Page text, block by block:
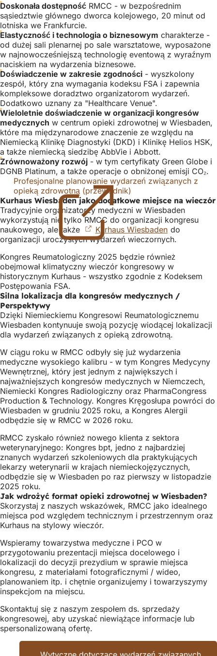
Doskonała dostępność RMCC - w bezpośrednim
sąsiedztwie głównego dworca kolejowego, 20 minut od
lotniska we Frankfurcie.
Elastyczność i technologia o biznesowym charakterze -
od dużej sali plenarnej po sale warsztatowe, wyposażone
w najnowocześniejszą technologię eventową z wyraźnym
naciskiem na wydarzenia biznesowe.
Doświadczenie w zakresie zgodności - wyszkolony
zespół, który zna wymagania kodeksu FSA i zapewnia
kompleksowe doradztwo organizatorom wydarzeń.
Dodatkowo uznany za "Healthcare Venue".
Wieloletnie doświadczenie w organizacji kongresów
medycznych w centrum opieki zdrowotnej w Wiesbaden,
które ma międzynarodowe znaczenie ze względu na
Niemiecką Klinikę Diagnostyki (DKD) i Klinikę Helios HSK,
a także niemiecką siedzibę AbbVie i Abbott.
Zrównoważony rozwój - w tym certyfikaty Green Globe i
DGNB Platinum, a także operacje o obniżonej emisji CO₂.
Profesjonalne planowanie wydarzeń związanych z
opieką zdrowotną (przewodnik)
się
w
nowej
karcie)
Kurhaus Wiesbaden jako dodatkowe miejsce na wieczór
Tradycyjnie organizatorzy medyczni w Wiesbaden
wykorzystują nie tylko RMCC do organizacji kongresu
naukowego, ale także
Kurhaus Wiesbaden(Otwiera
się
nowej
karcie)
do
organizacji uroczystych wydarzeń wieczornych.
Kongres Reumatologiczny 2025 będzie również
obejmował klimatyczny wieczór kongresowy w
historycznym Kurhaus - wszystko zgodnie z Kodeksem
Postępowania FSA.
Silna lokalizacja dla kongresów medycznych /
Perspektywy
Dzięki Niemieckiemu Kongresowi Reumatologicznemu
Wiesbaden kontynuuje swoją pozycję wiodącej lokalizacji
dla wydarzeń związanych z opieką zdrowotną.
W ciągu roku w RMCC odbyły się już wydarzenia
medyczne wysokiego kalibru - w tym Kongres Medycyny
Wewnętrznej, który jest jednym z największych i
najważniejszych kongresów medycznych w Niemczech,
Niemiecki Kongres Radiologiczny oraz PharmaCongress
Production & Technology. Kongres Kręgosłupa powróci do
Wiesbaden w grudniu 2025 roku, a Kongres Alergii
odbędzie się w RMCC w 2026 roku.
RMCC zyskało również nowego klienta z sektora
weterynaryjnego: Kongres bpt, jedno z najbardziej
znanych wydarzeń szkoleniowych dla praktykujących
lekarzy weterynarii w krajach niemieckojęzycznych,
odbędzie się w Wiesbaden po raz pierwszy w listopadzie
2025 roku.
Jak wdrożyć format opieki zdrowotnej w Wiesbaden?
Skorzystaj z naszych wskazówek, RMCC jako idealnego
miejsca pod względem technicznym i przestrzennym oraz
Kurhaus na stylowy wieczór.
Wspieramy towarzystwa medyczne i PCO w
przygotowaniu prezentacji miejsca docelowego i
lokalizacji do decyzji prezydium w sprawie miejsca
kongresu, z materiałami fotograficznymi / wideo,
planowaniem itp. i chętnie organizujemy i towarzyszymy
inspekcjom na miejscu.
Skontaktuj się z naszym zespołem ds. sprzedaży
kongresowej, aby uzyskać niewiążące informacje lub
spersonalizowaną ofertę.